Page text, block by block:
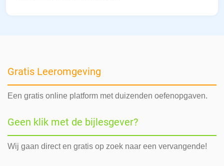
Gratis Leeromgeving
Een gratis online platform met duizenden oefenopgaven.
Geen klik met de bijlesgever?
Wij gaan direct en gratis op zoek naar een vervangende!